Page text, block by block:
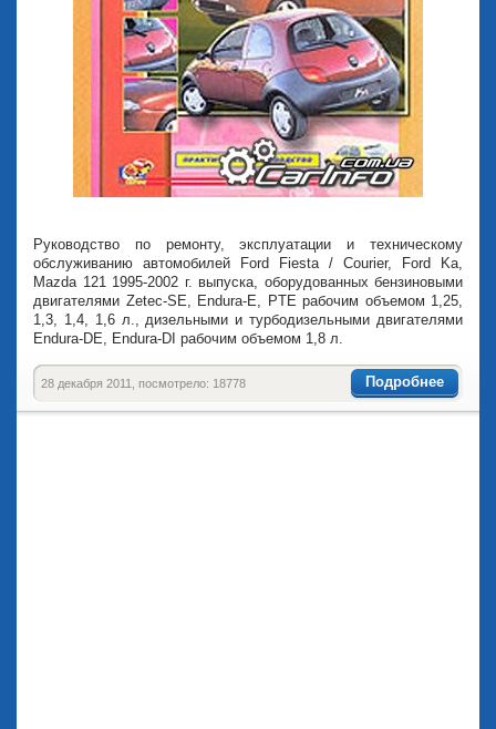
Руководство по ремонту, эксплуатации и техническому
обслуживанию автомобилей Ford Fiesta / Courier, Ford Ka,
Mazda 121 1995-2002 г. выпуска, оборудованных бензиновыми
двигателями Zetec-SE, Endura-E, PTE рабочим объемом 1,25,
1,3, 1,4, 1,6 л., дизельными и турбодизельными двигателями
Endura-DE, Endura-DI рабочим объемом 1,8 л.
Подробнее
28 декабря 2011, посмотрело: 18778